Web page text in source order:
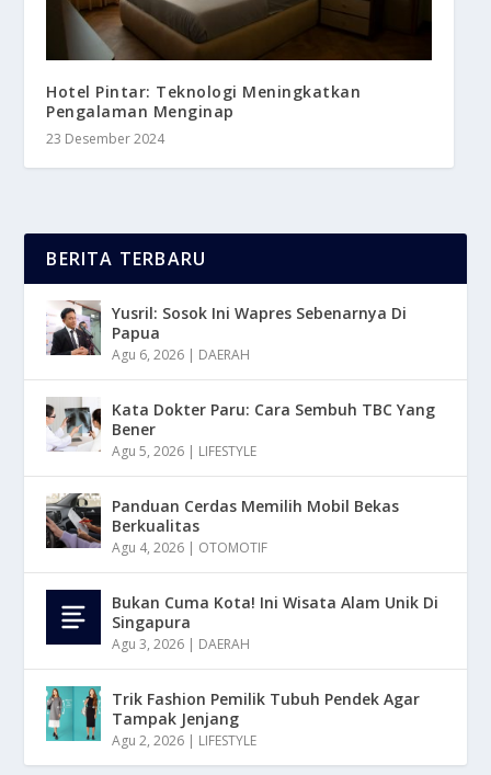
Hotel Pintar: Teknologi Meningkatkan
Pengalaman Menginap
23 Desember 2024
BERITA TERBARU
Yusril: Sosok Ini Wapres Sebenarnya Di
Papua
Agu 6, 2026 | DAERAH
Kata Dokter Paru: Cara Sembuh TBC Yang
Bener
Agu 5, 2026 | LIFESTYLE
Panduan Cerdas Memilih Mobil Bekas
Berkualitas
Agu 4, 2026 | OTOMOTIF
Bukan Cuma Kota! Ini Wisata Alam Unik Di
Singapura
Agu 3, 2026 | DAERAH
Trik Fashion Pemilik Tubuh Pendek Agar
Tampak Jenjang
Agu 2, 2026 | LIFESTYLE